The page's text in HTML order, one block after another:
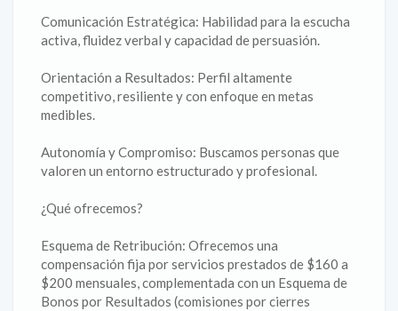
Comunicación Estratégica: Habilidad para la escucha
activa, fluidez verbal y capacidad de persuasión.
Orientación a Resultados: Perfil altamente
competitivo, resiliente y con enfoque en metas
medibles.
Autonomía y Compromiso: Buscamos personas que
valoren un entorno estructurado y profesional.
¿Qué ofrecemos?
Esquema de Retribución: Ofrecemos una
compensación fija por servicios prestados de $160 a
$200 mensuales, complementada con un Esquema de
Bonos por Resultados (comisiones por cierres